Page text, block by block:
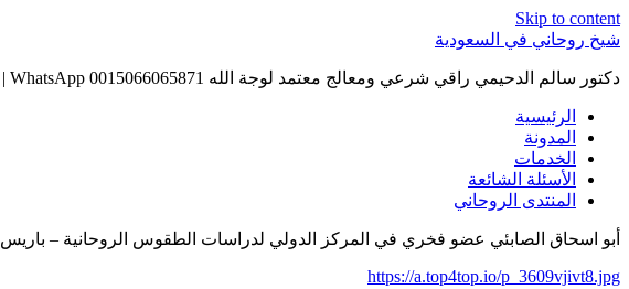
Skip to content
شيخ روحاني في السعودية
دكتور سالم الدحيمي راقي شرعي ومعالج معتمد لوجة الله 0015066065871 WhatsApp | واتس آب .
الرئيسية
المدونة
الخدمات
الأسئلة الشائعة
المنتدى الروحاني
أبو اسحاق الصابئي عضو فخري في المركز الدولي لدراسات الطقوس الروحانية – باريس 00447877412089
https://a.top4top.io/p_3609vjivt8.jpg